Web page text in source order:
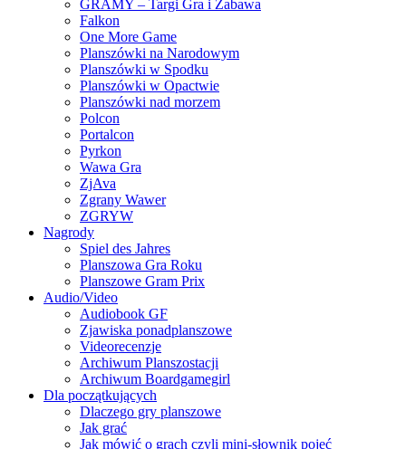
GRAMY – Targi Gra i Zabawa
Falkon
One More Game
Planszówki na Narodowym
Planszówki w Spodku
Planszówki w Opactwie
Planszówki nad morzem
Polcon
Portalcon
Pyrkon
Wawa Gra
ZjAva
Zgrany Wawer
ZGRYW
Nagrody
Spiel des Jahres
Planszowa Gra Roku
Planszowe Gram Prix
Audio/Video
Audiobook GF
Zjawiska ponadplanszowe
Videorecenzje
Archiwum Planszostacji
Archiwum Boardgamegirl
Dla początkujących
Dlaczego gry planszowe
Jak grać
Jak mówić o grach czyli mini-słownik pojęć